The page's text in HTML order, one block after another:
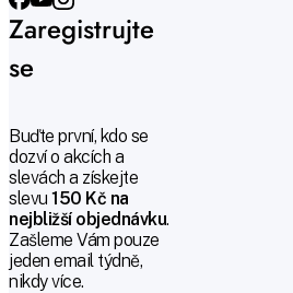
Zaregistrujte
se
Buďte první, kdo se
dozví o akcích a
slevách a získejte
slevu150 Kč na
nejbližší objednávku.
Zašleme Vám pouze
jeden email týdně,
nikdy více.